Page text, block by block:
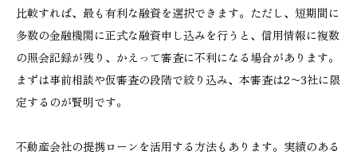
比較すれば、最も有利な融資を選択できます。ただし、短期間に
多数の金融機関に正式な融資申し込みを行うと、信用情報に複数
の照会記録が残り、かえって審査に不利になる場合があります。
まずは事前相談や仮審査の段階で絞り込み、本審査は2〜3社に限
定するのが賢明です。
不動産会社の提携ローンを活用する方法もあります。実績のある